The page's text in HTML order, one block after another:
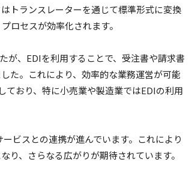
トランスレーターを通じて標準形式に変換
ロセスが効率化されます。
が、EDIを利用することで、受注書や請求書
た。これにより、効率的な業務運営が可能
ており、特に小売業や製造業ではEDIの利用
ビスとの連携が進んでいます。これにより
り、さらなる広がりが期待されています。